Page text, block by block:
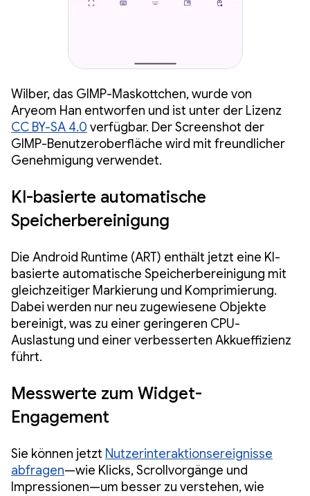
Wilber, das GIMP-Maskottchen, wurde von
Aryeom Han entworfen und ist unter der Lizenz
CC BY-SA 4.0 verfügbar. Der Screenshot der
GIMP-Benutzeroberfläche wird mit freundlicher
Genehmigung verwendet.
KI-basierte automatische
Speicherbereinigung
Die Android Runtime (ART) enthält jetzt eine KI-
basierte automatische Speicherbereinigung mit
gleichzeitiger Markierung und Komprimierung.
Dabei werden nur neu zugewiesene Objekte
bereinigt, was zu einer geringeren CPU-
Auslastung und einer verbesserten Akkueffizienz
führt.
Messwerte zum Widget-
Engagement
Sie können jetzt Nutzerinteraktionsereignisse
abfragen—wie Klicks, Scrollvorgänge und
Impressionen—um besser zu verstehen, wie